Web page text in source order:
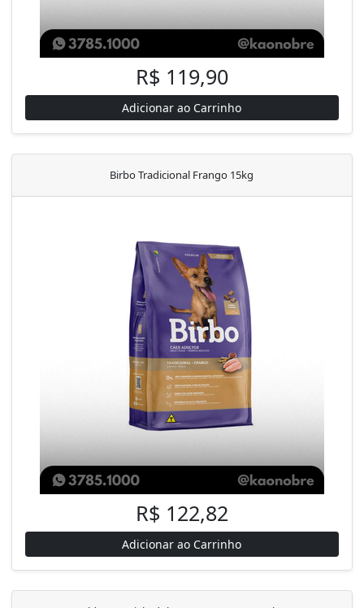
R$ 119,90
Adicionar ao Carrinho
Birbo Tradicional Frango 15kg
R$ 122,82
Adicionar ao Carrinho